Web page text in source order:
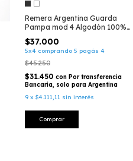
Remera Argentina Guarda
Pampa mod 4 Algodón 100%
(004)
$37.000
5x4 comprando 5 pagás 4
$45.250
$31.450 con Por transferencia
Bancaria, solo para Argentina
9 x $4.111,11 sin interés
Comprar